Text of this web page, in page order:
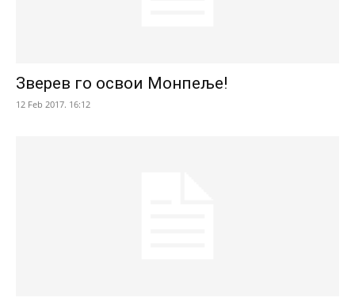
Зверев го освои Монпеље!
12 Feb 2017. 16:12